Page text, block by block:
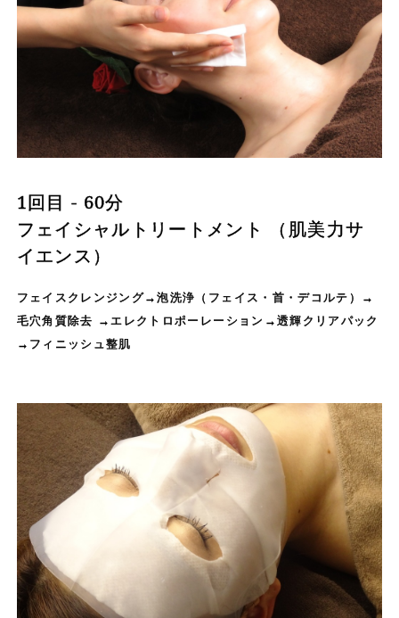
1回目 - 60分
フェイシャルトリートメント （肌美力サ
イエンス）
フェイスクレンジング→泡洗浄（フェイス・首・デコルテ）→
毛穴角質除去 →エレクトロポーレーション→透輝クリアパック
→フィニッシュ整肌